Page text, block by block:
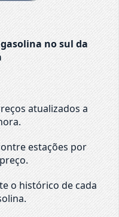
no sul da
atualizados a
estações por
o histórico de cada